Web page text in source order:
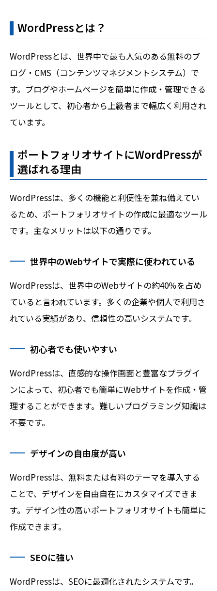
WordPressとは？
WordPressとは、世界中で最も人気のある無料のブ
ログ・CMS（コンテンツマネジメントシステム）で
す。ブログやホームページを簡単に作成・管理できる
ツールとして、初心者から上級者まで幅広く利用され
ています。
ポートフォリオサイトにWordPressが
選ばれる理由
WordPressは、多くの機能と利便性を兼ね備えてい
るため、ポートフォリオサイトの作成に最適なツール
です。主なメリットは以下の通りです。
世界中のWebサイトで実際に使われている
WordPressは、世界中のWebサイトの約40％を占め
ていると言われています。多くの企業や個人で利用さ
れている実績があり、信頼性の高いシステムです。
初心者でも使いやすい
WordPressは、直感的な操作画面と豊富なプラグイ
ンによって、初心者でも簡単にWebサイトを作成・管
理することができます。難しいプログラミング知識は
不要です。
デザインの自由度が高い
WordPressは、無料または有料のテーマを導入する
ことで、デザインを自由自在にカスタマイズできま
す。デザイン性の高いポートフォリオサイトも簡単に
作成できます。
SEOに強い
WordPressは、SEOに最適化されたシステムです。